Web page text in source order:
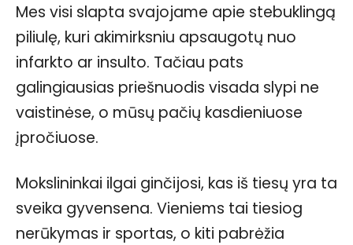
Mes visi slapta svajojame apie stebuklingą
piliulę, kuri akimirksniu apsaugotų nuo
infarkto ar insulto. Tačiau pats
galingiausias priešnuodis visada slypi ne
vaistinėse, o mūsų pačių kasdieniuose
įpročiuose.
Mokslininkai ilgai ginčijosi, kas iš tiesų yra ta
sveika gyvensena. Vieniems tai tiesiog
nerūkymas ir sportas, o kiti pabrėžia